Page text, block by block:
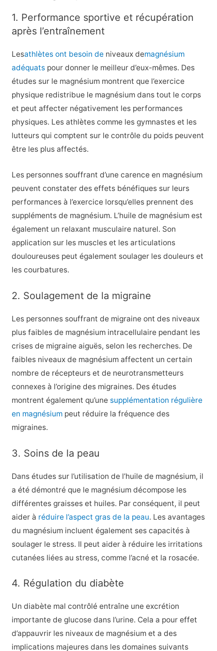
1. Performance sportive et récupération
après l’entraînement
Lesathlètes ont besoin deniveaux demagnésium
adéquatspour donner le meilleur d’eux-mêmes. Des
études sur le magnésium montrent que l’exercice
physique redistribue le magnésium dans tout le corps
et peut affecter négativement les performances
physiques. Les athlètes comme les gymnastes et les
lutteurs qui comptent sur le contrôle du poids peuvent
être les plus affectés.
Les personnes souffrant d’une carence en magnésium
peuvent constater des effets bénéfiques sur leurs
performances à l’exercice lorsqu’elles prennent des
suppléments de magnésium. L’huile de magnésium est
également un relaxant musculaire naturel. Son
application sur les muscles et les articulations
douloureuses peut également soulager les douleurs et
les courbatures.
2. Soulagement de la migraine
Les personnes souffrant de migraine ont des niveaux
plus faibles de magnésium intracellulairependant les
crises de migraine aiguës, selon les recherches. De
faibles niveaux de magnésium affectent un certain
nombre de récepteurs et de neurotransmetteurs
connexes à l’origine des migraines. Des études
montrent également qu’une supplémentation régulière
en magnésiumpeut réduire la fréquence des
migraines.
3. Soins de la peau
Dans étudessur l’utilisation de l’huile de magnésium, il
a été démontré que le magnésium décompose les
différentes graisses et huiles. Par conséquent, il peut
aider à réduire l’aspect gras de la peau. Les avantages
du magnésium incluent également ses capacités à
soulager le stress. Il peut aider à réduire les irritations
cutanées liées au stress, comme l’acné et la rosacée.
4. Régulation du diabète
Un diabète mal contrôlé entraîne une excrétion
importante de glucose dans l’urine. Cela a pour effet
d’appauvrir les niveaux de magnésium et a des
implications majeures dans les domaines suivants